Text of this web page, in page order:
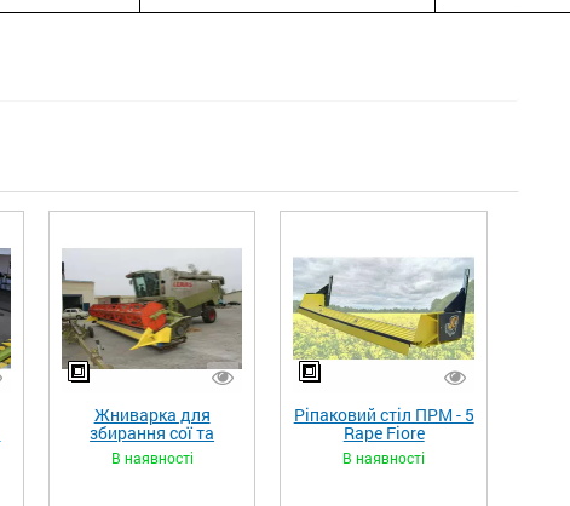
Жниварка для
збирання сої та
гороху «ETTARO»
В наявності
Ріпаковий стіл ПРМ - 5
Rape Fiore
В наявності